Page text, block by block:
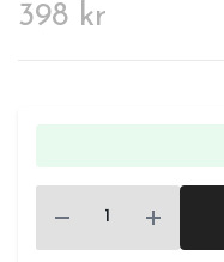
398 kr